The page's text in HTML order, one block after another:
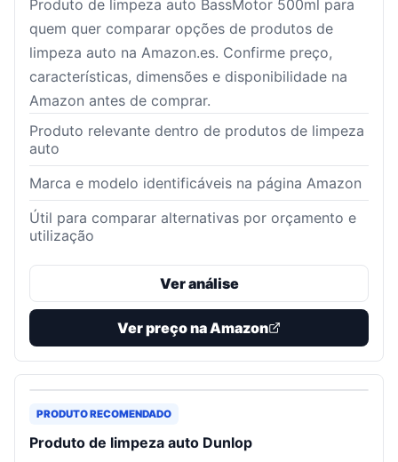
Produto de limpeza auto BassMotor 500ml para
quem quer comparar opções de produtos de
limpeza auto na Amazon.es. Confirme preço,
características, dimensões e disponibilidade na
Amazon antes de comprar.
Produto relevante dentro de produtos de limpeza
auto
Marca e modelo identificáveis na página Amazon
Útil para comparar alternativas por orçamento e
utilização
Ver análise
Ver preço na Amazon
PRODUTO RECOMENDADO
Produto de limpeza auto Dunlop